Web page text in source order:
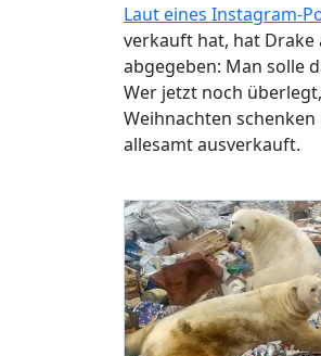
Laut eines Instagram-
verkauft hat, hat Drake
abgegeben: Man solle
Wer jetzt noch
Weihnachten
allesamt ausverkauft.